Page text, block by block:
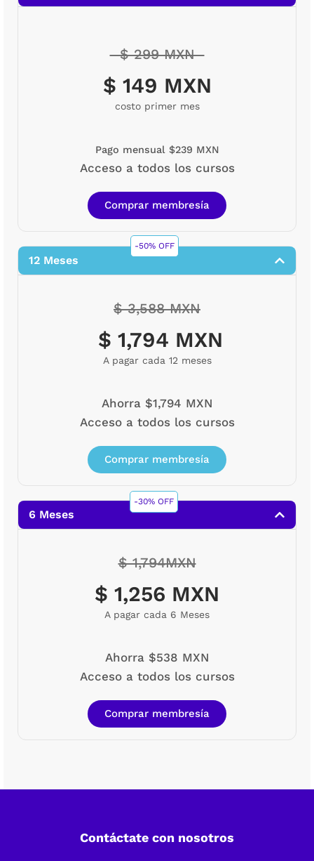
$ 299 MXN
$ 149 MXN
costo primer mes
Pago mensual $239 MXN
Acceso a todos los cursos
Comprar membresía
-50% OFF
12 Meses
$ 3,588 MXN
$ 1,794 MXN
A pagar cada 12 meses
Ahorra $1,794 MXN
Acceso a todos los cursos
Comprar membresía
-30% OFF
6 Meses
$ 1,794MXN
$ 1,256 MXN
A pagar cada 6 Meses
Ahorra $538 MXN
Acceso a todos los cursos
Comprar membresía
Contáctate con nosotros